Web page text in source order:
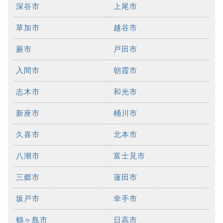
深谷市 上尾市
草加市 越谷市
蕨市 戸田市
入間市 朝霞市
志木市 和光市
新座市 桶川市
久喜市 北本市
八潮市 富士見市
三郷市 蓮田市
坂戸市 幸手市
鶴ヶ島市 日高市